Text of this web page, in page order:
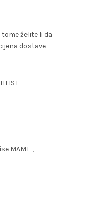
želite li da
dostave
MAME ,